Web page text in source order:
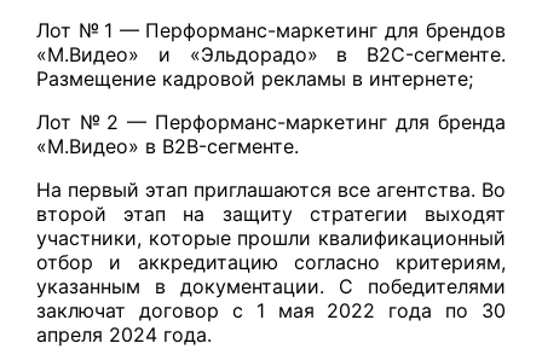
Лот № 1 — Перформанс-маркетинг для брендов
«М.Видео» и «Эльдорадо» в B2C-сегменте.
Размещение кадровой рекламы в интернете;
Лот № 2 — Перформанс-маркетинг для бренда
«М.Видео» в B2B-сегменте.
На первый этап приглашаются все агентства. Во
второй этап на защиту стратегии выходят
участники, которые прошли квалификационный
отбор и аккредитацию согласно критериям,
указанным в документации. С победителями
заключат договор с 1 мая 2022 года по 30
апреля 2024 года.